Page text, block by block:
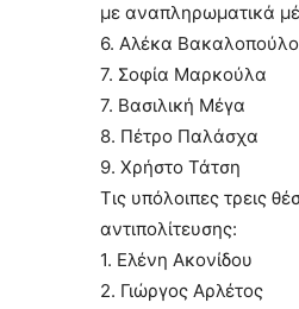
με αναπληρωματικά
6. Αλέκα
7. Σοφία Μαρκούλα
7. Βασιλική Μέγα
8. Πέτρο Παλάσχα
9. Χρήστο Τάτση
Τις υπόλοιπες τρεις
αντιπολίτευσης:
1. Ελένη Ακονίδου
2. Γιώργος Αρλέτος